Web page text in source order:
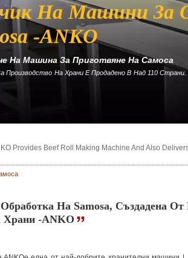
На Машини За
-ANKO
На Машина За Приготвяне На Самоса
Производство На Храни Е Продадено В Над 110
Provides Beef Roll Making Machine And Also
На Samosa, Създадена
Храни -ANKO